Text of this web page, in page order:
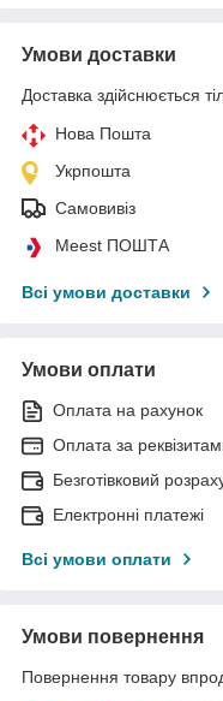
Умови доставки
Доставка здійснюється
Нова Пошта
Укрпошта
Самовивіз
Meest ПОШТА
Всі умови доставки
Умови оплати
Оплата на рахунок
Оплата за
Безготівковий
Електронні платежі
Всі умови оплати
Умови повернення
Повернення товару